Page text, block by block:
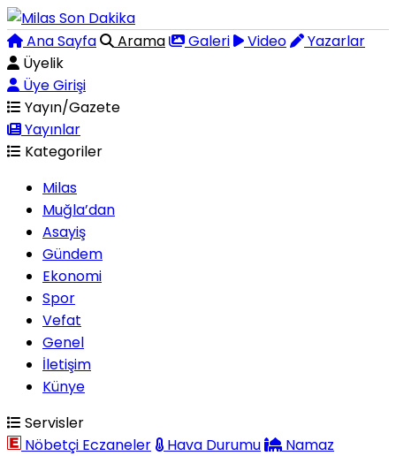
Ana Sayfa Arama Galeri Video
Yazarlar
Üyelik
Üye Girişi
Yayın/Gazete
Yayınlar
Kategoriler
Milas
Muğla’dan
Asayiş
Gündem
Ekonomi
Spor
Vefat
Genel
İletişim
Künye
Servisler
Nöbetçi Eczaneler
Hava Durumu
Namaz